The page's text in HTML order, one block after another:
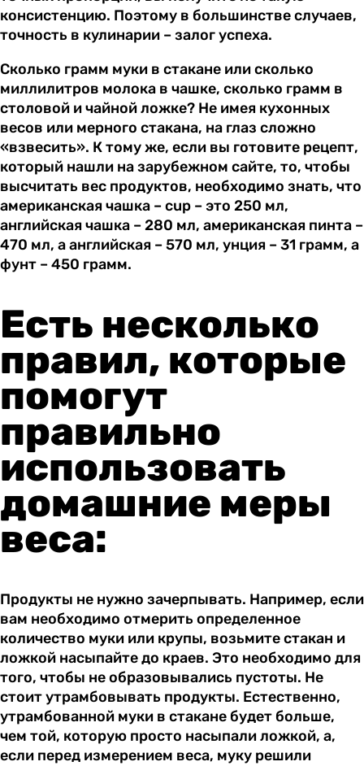
консистенцию. Поэтому в большинстве случаев,
точность в кулинарии – залог успеха.
Сколько грамм муки в стакане или сколько
миллилитров молока в чашке, сколько грамм в
столовой и чайной ложке? Не имея кухонных
весов или мерного стакана, на глаз сложно
«взвесить». К тому же, если вы готовите рецепт,
который нашли на зарубежном сайте, то, чтобы
высчитать вес продуктов, необходимо знать, что
американская чашка – cup – это 250 мл,
английская чашка – 280 мл, американская пинта –
470 мл, а английская – 570 мл, унция – 31 грамм, а
фунт – 450 грамм.
Есть несколько
правил, которые
помогут
правильно
использовать
домашние меры
веса:
Продукты не нужно зачерпывать. Например, если
вам необходимо отмерить определенное
количество муки или крупы, возьмите стакан и
ложкой насыпайте до краев. Это необходимо для
того, чтобы не образовывались пустоты. Не
стоит утрамбовывать продукты. Естественно,
утрамбованной муки в стакане будет больше,
чем той, которую просто насыпали ложкой, а,
если перед измерением веса, муку решили